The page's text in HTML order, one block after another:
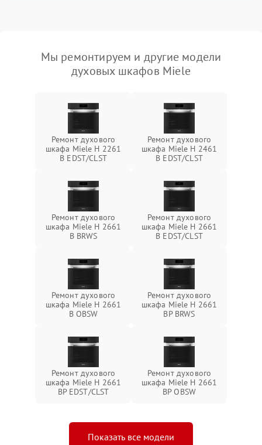
Мы ремонтируем и другие модели
духовых шкафов Miele
Ремонт духового
шкафа Miele H 2261
B EDST/CLST
Ремонт духового
шкафа Miele H 2461
B EDST/CLST
Ремонт духового
шкафа Miele H 2661
B BRWS
Ремонт духового
шкафа Miele H 2661
B EDST/CLST
Ремонт духового
шкафа Miele H 2661
B OBSW
Ремонт духового
шкафа Miele H 2661
BP BRWS
Ремонт духового
шкафа Miele H 2661
BP EDST/CLST
Ремонт духового
шкафа Miele H 2661
BP OBSW
Показать все модели